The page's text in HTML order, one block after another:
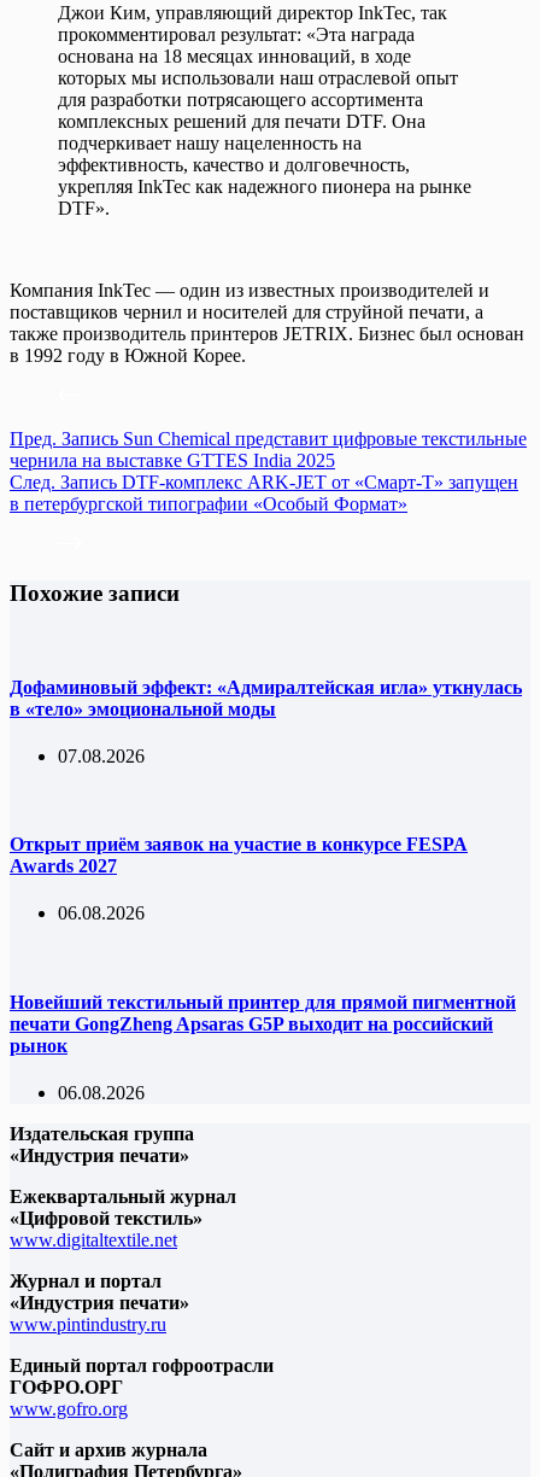
Джои Ким, управляющий директор InkTec, так
прокомментировал результат: «Эта награда
основана на 18 месяцах инноваций, в ходе
которых мы использовали наш отраслевой опыт
для разработки потрясающего ассортимента
комплексных решений для печати DTF. Она
подчеркивает нашу нацеленность на
эффективность, качество и долговечность,
укрепляя InkTec как надежного пионера на рынке
DTF».
Компания InkTec — один из известных производителей и
поставщиков чернил и носителей для струйной печати, а
также производитель принтеров JETRIX. Бизнес был основан
в 1992 году в Южной Корее.
Пред. Запись Sun Chemical представит цифровые текстильные
чернила на выставке GTTES India 2025
След. Запись DTF-комплекс ARK-JET от «Смарт-Т» запущен
в петербургской типографии «Особый Формат»
Похожие записи
Дофаминовый эффект: «Адмиралтейская игла» уткнулась
в «тело» эмоциональной моды
07.08.2026
Открыт приём заявок на участие в конкурсе FESPA
Awards 2027
06.08.2026
Новейший текстильный принтер для прямой пигментной
печати GongZheng Apsaras G5P выходит на российский
рынок
06.08.2026
Издательская группа
«Индустрия печати»
Ежеквартальный журнал
«Цифровой текстиль»
www.digitaltextile.net
Журнал и портал
«Индустрия печати»
www.pintindustry.ru
Единый портал гофроотрасли
ГОФРО.ОРГ
www.gofro.org
Сайт и архив журнала
«Полиграфия Петербурга»